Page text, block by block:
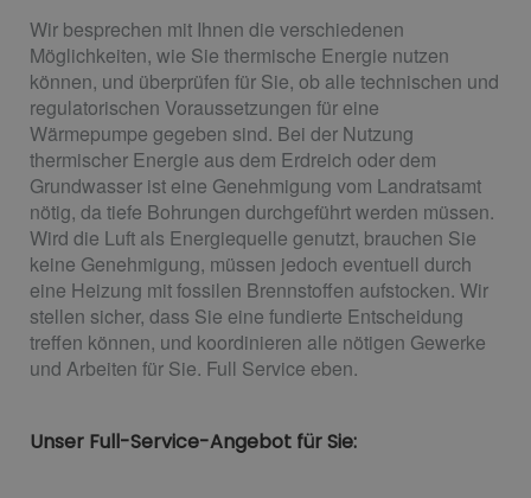
Wir besprechen mit Ihnen die verschiedenen
Möglichkeiten, wie Sie thermische Energie nutzen
können, und überprüfen für Sie, ob alle technischen und
regulatorischen Voraussetzungen für eine
Wärmepumpe gegeben sind. Bei der Nutzung
thermischer Energie aus dem Erdreich oder dem
Grundwasser ist eine Genehmigung vom Landratsamt
nötig, da tiefe Bohrungen durchgeführt werden müssen.
Wird die Luft als Energiequelle genutzt, brauchen Sie
keine Genehmigung, müssen jedoch eventuell durch
eine Heizung mit fossilen Brennstoffen aufstocken. Wir
stellen sicher, dass Sie eine fundierte Entscheidung
treffen können, und koordinieren alle nötigen Gewerke
und Arbeiten für Sie. Full Service eben.
Unser Full-Service-Angebot für Sie: